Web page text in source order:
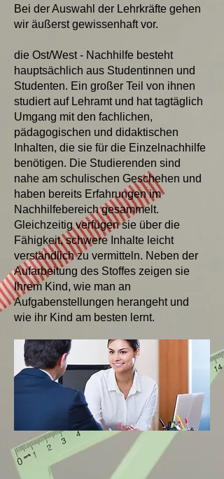
Bei der Auswahl der Lehrkräfte gehen
wir äußerst gewissenhaft vor.
die Ost/West - Nachhilfe besteht
hauptsächlich aus Studentinnen und
Studenten. Ein großer Teil von ihnen
studiert auf Lehramt und hat tagtäglich
Umgang mit den fachlichen,
pädagogischen und didaktischen
Inhalten, die sie für die Einzelnachhilfe
benötigen. Die Studierenden sind
nahe am schulischen Geschehen und
haben bereits Erfahrungen im
Nachhilfebereich gesammelt.
Gleichzeitig verfügen sie über die
Fähigkeit, schwere Inhalte leicht
verständlich zu vermitteln. Neben der
Aufarbeitung des Stoffes zeigen sie
Ihrem Kind, wie man an
Aufgabenstellungen herangeht und
wie ihr Kind am besten lernt.